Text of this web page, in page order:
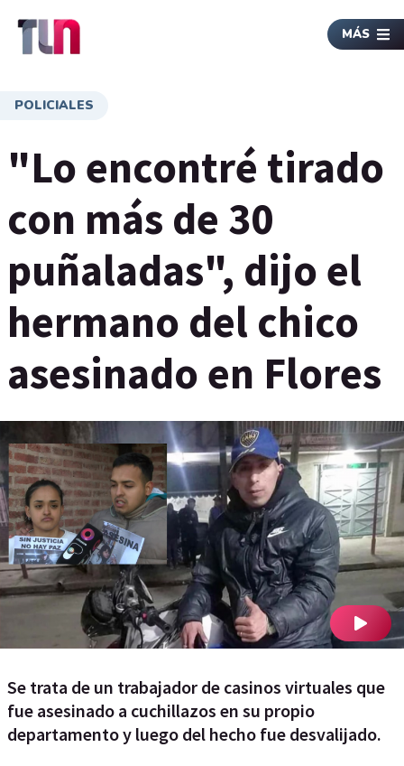
MÁS
POLICIALES
"Lo encontré tirado
con más de 30
puñaladas", dijo el
hermano del chico
asesinado en Flores
Se trata de un trabajador de casinos virtuales que
fue asesinado a cuchillazos en su propio
departamento y luego del hecho fue desvalijado.